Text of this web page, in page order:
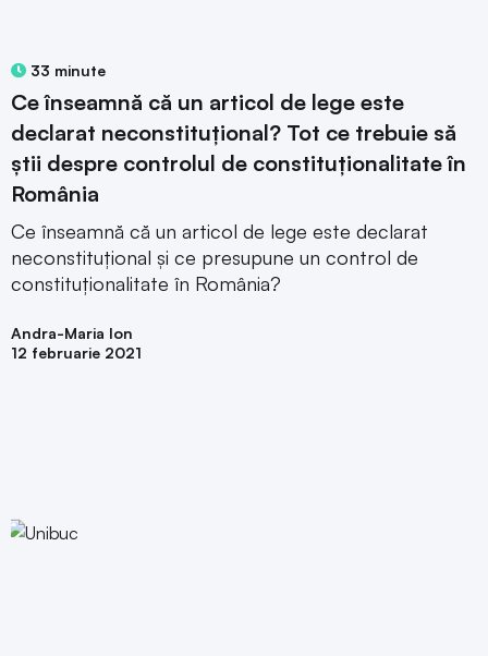
33 minute
Ce înseamnă că un articol de lege este
declarat neconstituțional? Tot ce trebuie să
știi despre controlul de constituționalitate în
România
Ce înseamnă că un articol de lege este declarat
neconstituțional și ce presupune un control de
constituționalitate în România?
Andra-Maria Ion
12 februarie 2021